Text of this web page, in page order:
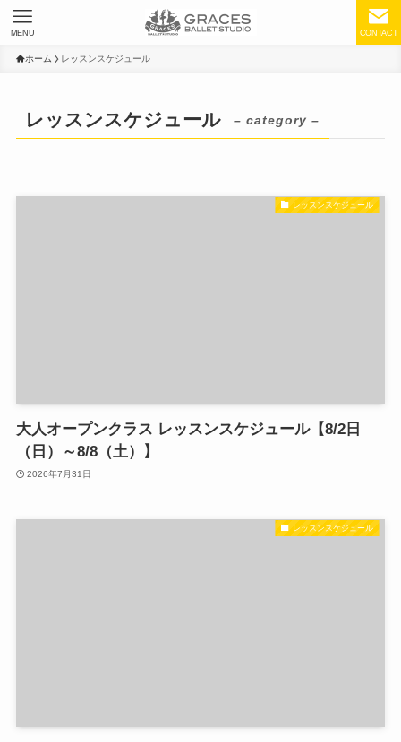
CONTACT
MENU
ホーム レッスンスケジュール
レッスンスケジュール – category –
レッスンスケジュール
大人オープンクラス レッスンスケジュール【8/2日
（日）～8/8（土）】
2026年7月31日
レッスンスケジュール